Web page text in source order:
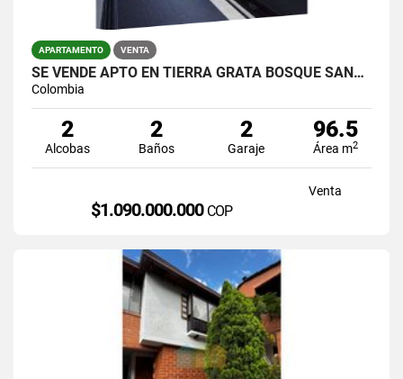
APARTAMENTO VENTA
SE VENDE APTO EN TIERRA GRATA BOSQUE SANTO VISTA A LA CIUDAD
Colombia
2
Alcobas
2
Baños
2
Garaje
96.5
Área m2
Venta
$1.090.000.000 COP